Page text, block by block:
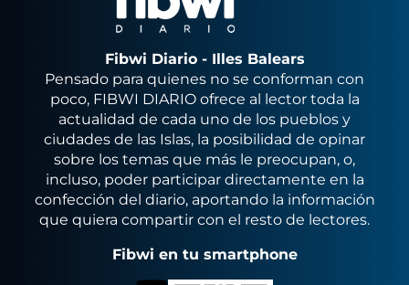
Fibwi Diario - Illes Balears
Pensado para quienes no se conforman con
poco, FIBWI DIARIO ofrece al lector toda la
actualidad de cada uno de los pueblos y
ciudades de las Islas, la posibilidad de opinar
sobre los temas que más le preocupan, o,
incluso, poder participar directamente en la
confección del diario, aportando la información
que quiera compartir con el resto de lectores.
Fibwi en tu smartphone